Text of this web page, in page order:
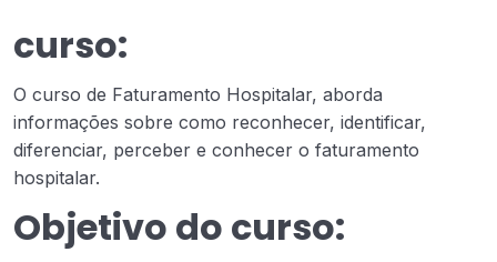
curso:
O curso de Faturamento Hospitalar, aborda
informações sobre como reconhecer, identificar,
diferenciar, perceber e conhecer o faturamento
hospitalar.
Objetivo do curso: